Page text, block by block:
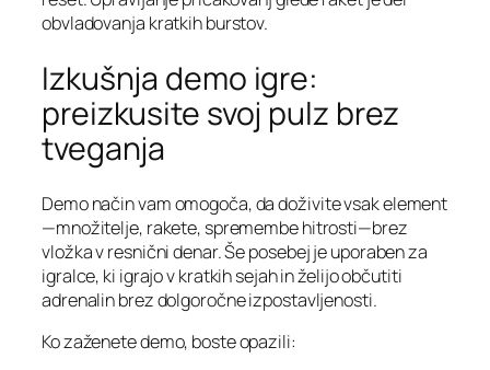
obvladovanja kratkih burstov.
Izkušnja demo igre:
preizkusite svoj pulz brez
tveganja
Demo način vam omogoča, da doživite vsak element
—množitelje, rakete, spremembe hitrosti—brez
vložka v resnični denar. Še posebej je uporaben za
igralce, ki igrajo v kratkih sejah in želijo občutiti
adrenalin brez dolgoročne izpostavljenosti.
Ko zaženete demo, boste opazili: